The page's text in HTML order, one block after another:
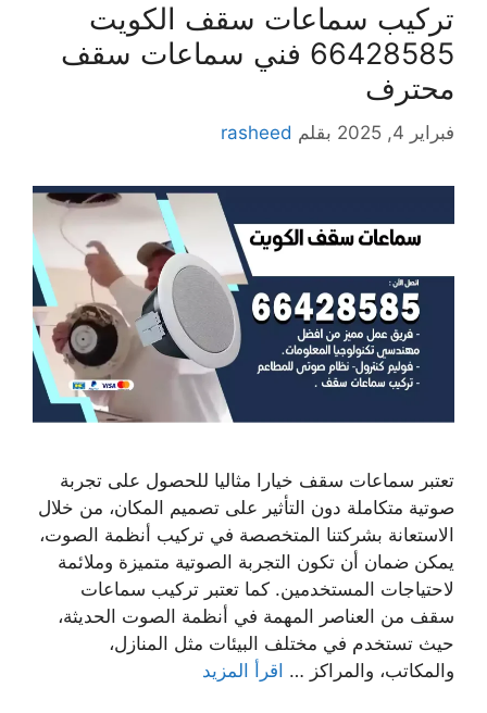
تركيب سماعات سقف الكويت
66428585 فني سماعات سقف
محترف
فبراير 4, 2025 بقلم rasheed
تعتبر سماعات سقف خيارا مثاليا للحصول على تجربة
صوتية متكاملة دون التأثير على تصميم المكان، من خلال
الاستعانة بشركتنا المتخصصة في تركيب أنظمة الصوت،
يمكن ضمان أن تكون التجربة الصوتية متميزة وملائمة
لاحتياجات المستخدمين. كما تعتبر تركيب سماعات
سقف من العناصر المهمة في أنظمة الصوت الحديثة،
حيث تستخدم في مختلف البيئات مثل المنازل،
والمكاتب، والمراكز … اقرأ المزيد